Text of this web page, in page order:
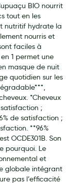
BIO nourrit
tout en les
nutritif hydrate la
nourris et
faciles à
1 permet une
masque de nuit
quotidien sur les
*Cheveux
;
de satisfaction ;
**96%
OCDE301B. Son
pourquoi. Le
et
globale intégrant
pas l’efficacité